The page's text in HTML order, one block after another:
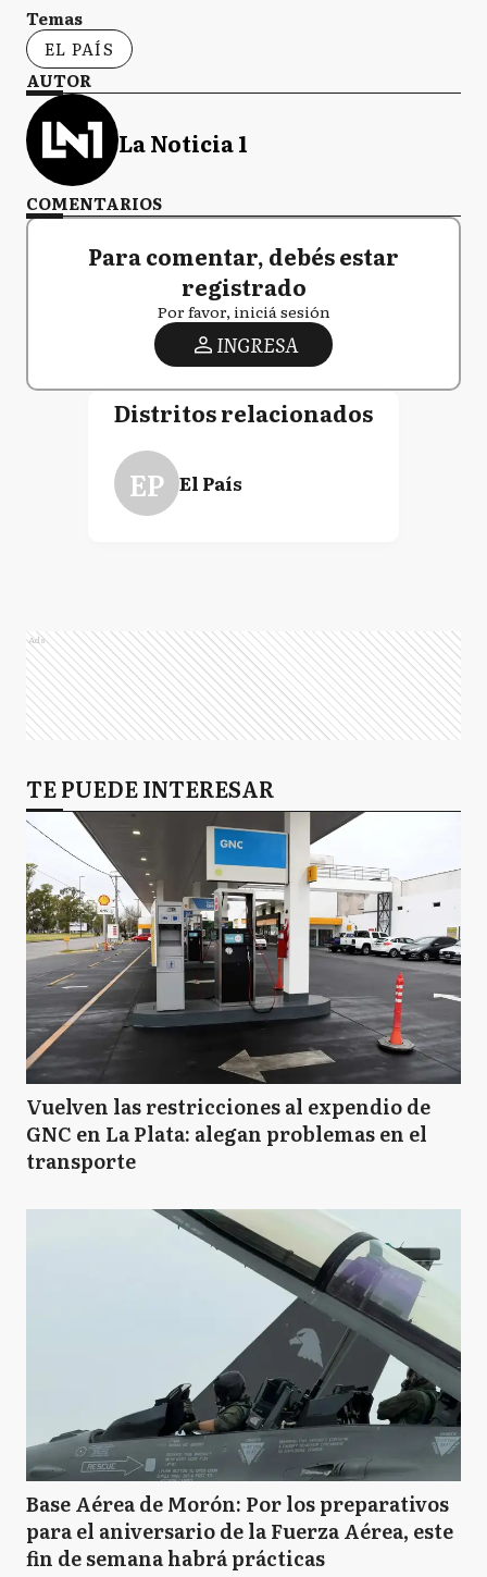
Temas
EL PAÍS
AUTOR
La Noticia 1
COMENTARIOS
Para comentar, debés estar
registrado
Por favor, iniciá sesión
INGRESA
Distritos relacionados
EP El País
Ads
TE PUEDE INTERESAR
Vuelven las restricciones al expendio de
GNC en La Plata: alegan problemas en el
transporte
Base Aérea de Morón: Por los preparativos
para el aniversario de la Fuerza Aérea, este
fin de semana habrá prácticas